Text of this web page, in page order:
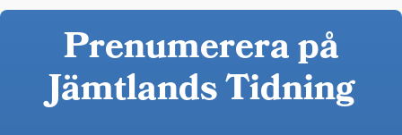
Prenumerera på
Jämtlands Tidning